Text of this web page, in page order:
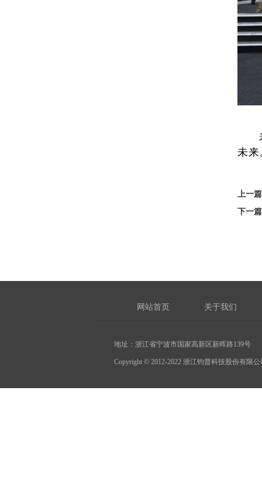
未来
上一
下一
网站首页 关于我们
地址：浙江省宁波市国家高新区新晖路139号
Copyright © 2012-2022 浙江钧普科技股份有